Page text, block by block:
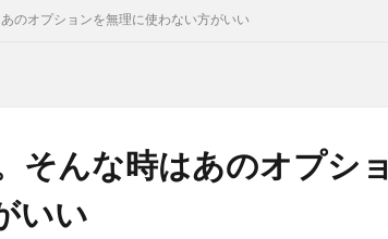
のオプションを無理に使わない方がいい
そんな時はあのオプショ
いい